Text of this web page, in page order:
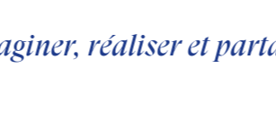
réaliser et